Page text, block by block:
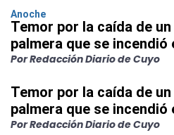
Anoche
Temor por la caída de
palmera que se incendió
Por Redacción Diario de Cuyo
Temor por la caída de
palmera que se incendió
Por Redacción Diario de Cuyo